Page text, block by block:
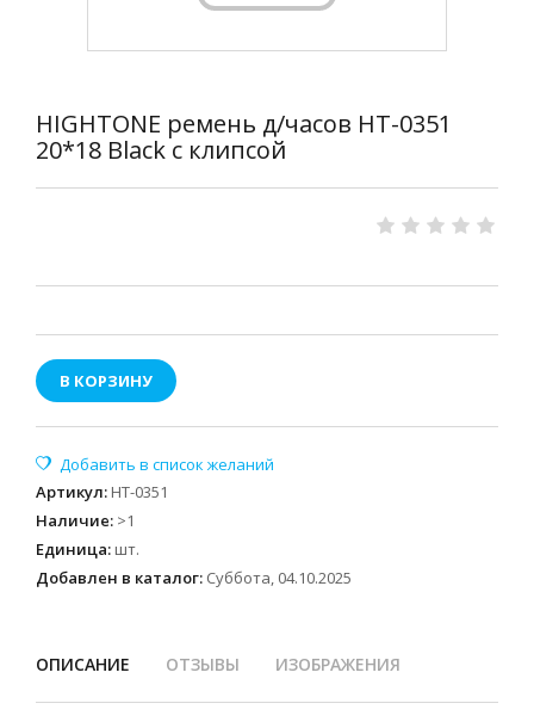
HIGHTONE ремень д/часов HT-0351
20*18 Black с клипсой
В КОРЗИНУ
Артикул: HT-0351
Наличие: >1
Единица: шт.
Добавлен в каталог: Суббота, 04.10.2025
ОПИСАНИЕ ОТЗЫВЫ ИЗОБРАЖЕНИЯ